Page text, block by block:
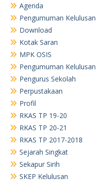
Agenda
Pengumuman Kelulusan
Download
Kotak Saran
MPK OSIS
Pengumuman Kelulusan
Pengurus Sekolah
Perpustakaan
Profil
RKAS TP 19-20
RKAS TP 20-21
RKAS TP 2017-2018
Sejarah Singkat
Sekapur Sirih
SKEP Kelulusan